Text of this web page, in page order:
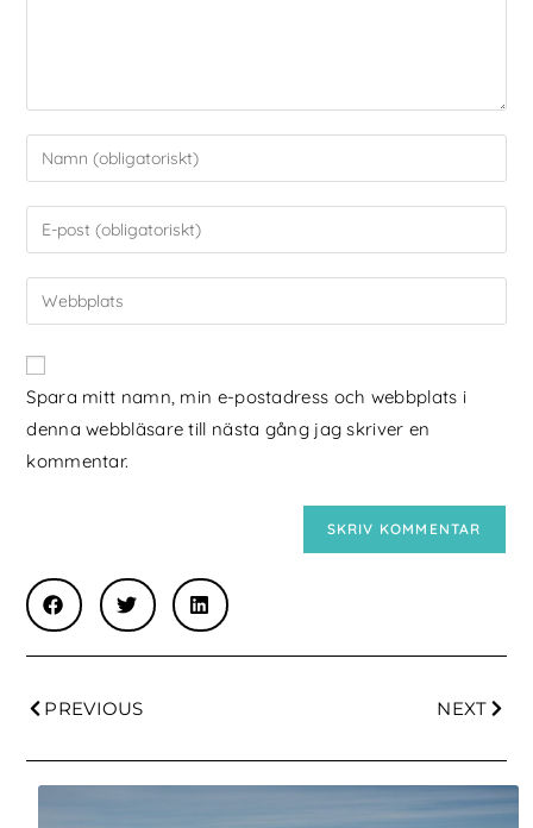
Spara mitt namn, min e-postadress och webbplats i
denna webbläsare till nästa gång jag skriver en
kommentar.
PREVIOUS NEXT